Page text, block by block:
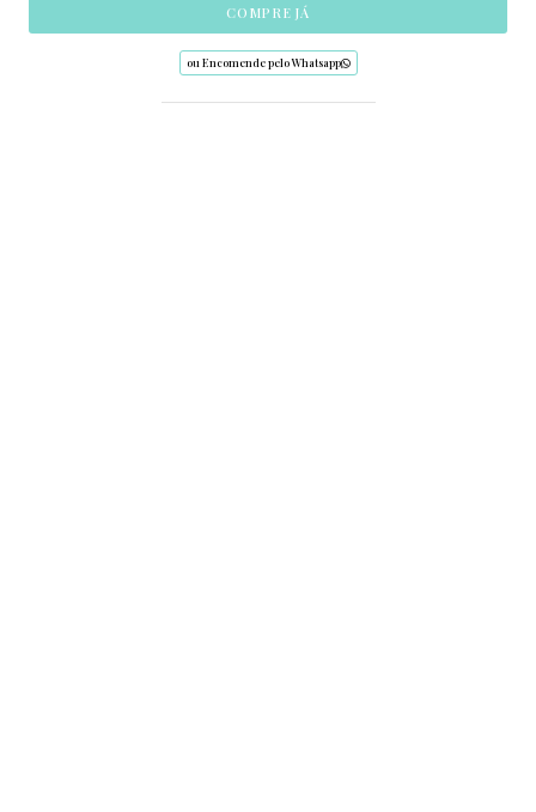
COMPRE JÁ
ou Encomende pelo Whatsapp